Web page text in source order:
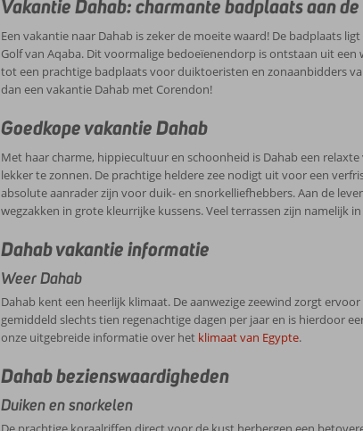
dacht je van een kamelentocht naar de bedoeïenen in de
Hotels in Dahab
Bij Corendon heb je de keuze uit diverse comfortabele hotels in
Dahab zo aangenaam mogelijk te maken. Bij de selectie wordt
en eventuele stadscentra.
Vakantie Dahab: charmante badplaats aan
Een vakantie naar Dahab is zeker de moeite waard! De badplaats
Golf van Aqaba. Dit voormalige bedoeïenendorp is ontstaan uit
tot een prachtige badplaats voor duiktoeristen en zonaanbidders
dan een vakantie Dahab met Corendon!
Goedkope vakantie Dahab
Met haar charme, hippiecultuur en schoonheid is Dahab een
lekker te zonnen. De prachtige heldere zee nodigt uit voor een
absolute aanrader zijn voor duik- en snorkelliefhebbers. Aan de
wegzakken in grote kleurrijke kussens. Veel terrassen zijn namelijk
Dahab vakantie informatie
Weer Dahab
Dahab kent een heerlijk klimaat. De aanwezige zeewind zorgt
gemiddeld slechts tien regenachtige dagen per jaar en is hierdoor
onze uitgebreide informatie over het klimaat van Egypte.
Dahab bezienswaardigheden
Duiken en snorkelen